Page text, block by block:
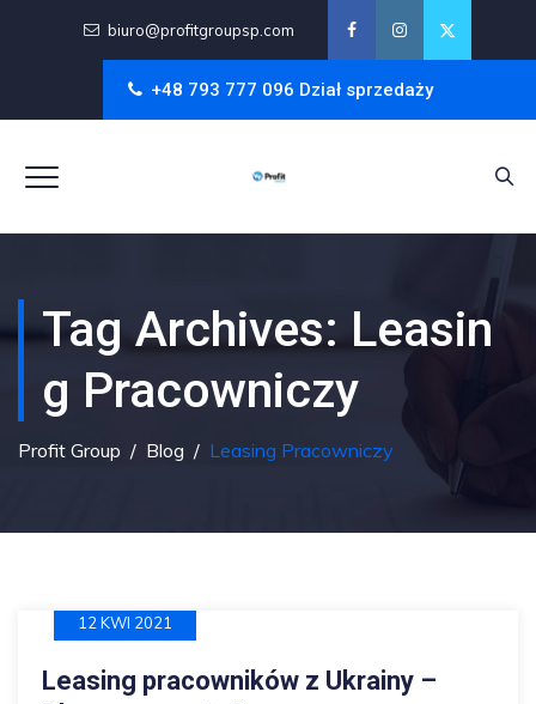
biuro@profitgroupsp.com
+48 793 777 096 Dział sprzedaży
Tag Archives: Leasin
G Pracowniczy
Profit Group / Blog / Leasing Pracowniczy
12 KWI 2021
Leasing pracowników z Ukrainy –